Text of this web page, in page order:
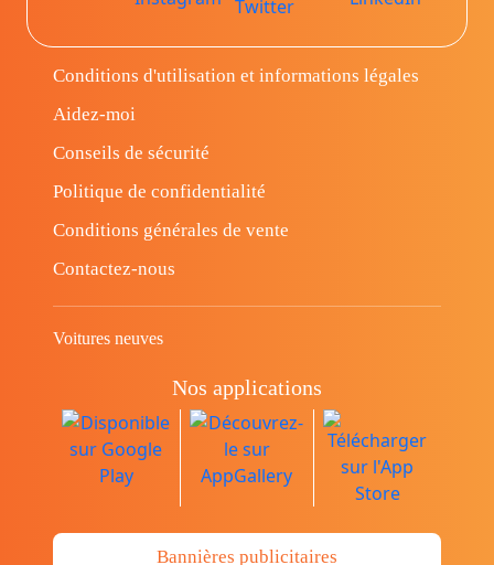
Conditions d'utilisation et informations légales
Aidez-moi
Conseils de sécurité
Politique de confidentialité
Conditions générales de vente
Contactez-nous
Voitures neuves
Nos applications
Bannières publicitaires